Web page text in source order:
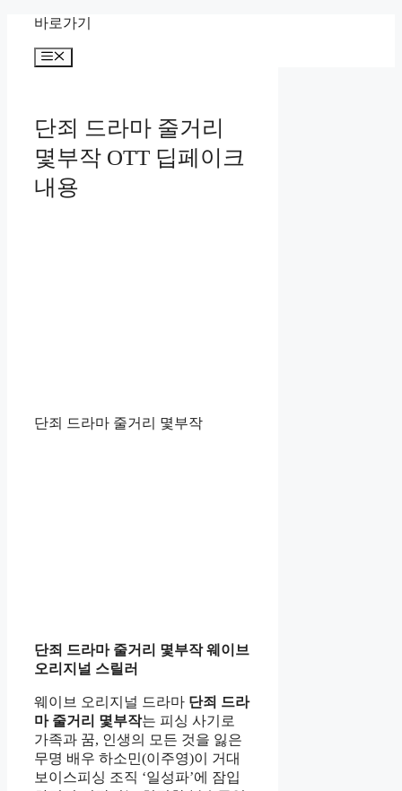
content
바로가기
Menu
단죄 드라마 줄거리
몇부작 OTT 딥페이크
내용
단죄 드라마 줄거리 몇부작
단죄 드라마 줄거리 몇부작 웨이브
오리지널 스릴러
웨이브 오리지널 드라마 단죄 드라
마 줄거리 몇부작는 피싱 사기로
가족과 꿈, 인생의 모든 것을 잃은
무명 배우 하소민(이주영)이 거대
보이스피싱 조직 ‘일성파’에 잠입